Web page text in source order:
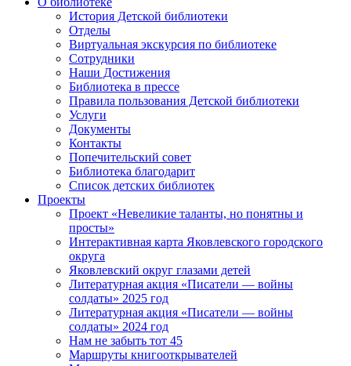
История Детской библиотеки
Отделы
Виртуальная экскурсия по библиотеке
Сотрудники
Наши Достижения
Библиотека в прессе
Правила пользования Детской библиотеки
Услуги
Документы
Контакты
Попечительский совет
Библиотека благодарит
Список детских библиотек
Проекты
Проект «Невеликие таланты, но понятны и
просты»
Интерактивная карта Яковлевского городского
округа
Яковлевский округ глазами детей
Литературная акция «Писатели — войны
солдаты» 2025 год
Литературная акция «Писатели — войны
солдаты» 2024 год
Нам не забыть тот 45
Маршруты книгооткрывателей